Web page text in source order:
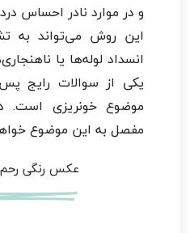
و در موارد نادر احساس
این روش می‌تواند به
انسداد لوله‌ها یا
یکی از سوالات رایج
موضوع خونریزی است.
مفصل به این موضوع
عکس رنگی رحم